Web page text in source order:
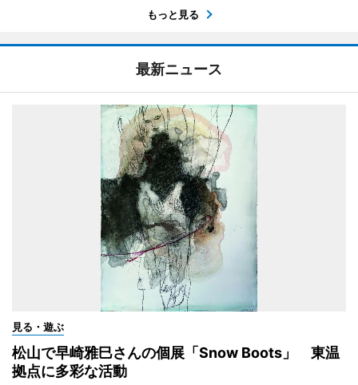
もっと見る
最新ニュース
見る・遊ぶ
松山で早崎雅巳さんの個展「Snow Boots」 東温
拠点に多彩な活動